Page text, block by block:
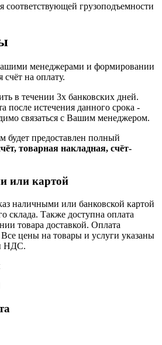
соответствующей грузоподъемности
менеджерами и формировании
счёт на оплату.
в течении 3х банковских дней.
после истечения данного срока -
связаться с Вашим менеджером.
будет предоставлен полный
товарная накладная, счёт-
или картой
наличными или банковской картой
склада. Также доступна оплата
товара доставкой. Оплата
цены на товары и услуги указаны
НДС.